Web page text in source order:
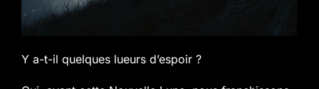
Y a-t-il quelques lueurs d’espoir ?